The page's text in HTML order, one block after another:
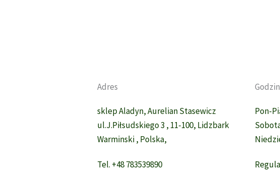
Adres
sklep Aladyn, Aurelian Stasewicz
ul.J.Piłsudskiego 3 , 11-100, Lidzbark
Warminski , Polska,
Tel. +48 783539890
Pon-